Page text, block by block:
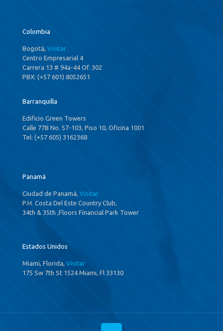
Colombia
Bogotá, Visitar
Centro Empresarial 4
Carrera 13 # 94a-44 Of. 302
PBX: (+57 601) 8052651
Barranquilla
Edificio Green Towers
Calle 77B No. 57-103, Piso 10, Oficina 1001
Tel: (+57 605) 3162368
Panamá
Ciudad de Panamá, Visitar
P.H. Costa Del Este Country Club,
34th & 35th ,Floors Financial Park Tower
Estados Unidos
Miami, Florida, Visitar
175 Sw 7th St 1524 Miami, Fl 33130